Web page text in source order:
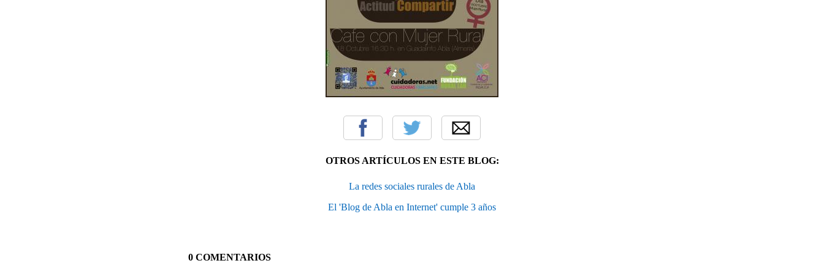
OTROS ARTÍCULOS EN ESTE BLOG:
La redes sociales rurales de Abla
El 'Blog de Abla en Internet' cumple 3 años
0 COMENTARIOS